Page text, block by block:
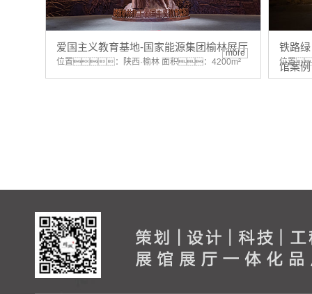
爱国主义教育基地-国家能源集团榆林展厅
位置：陕西·榆林 面积：4200m²
more
铁路
馆案例
位置